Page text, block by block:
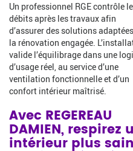
Un professionnel RGE contrôle
débits après les travaux afin
d’assurer des solutions
la rénovation engagée.
valide l’équilibrage dans une
d’usage réel, au service d’une
ventilation fonctionnelle et d’un
confort intérieur maîtrisé.
Avec REGEREAU
DAMIEN, respirez
intérieur plus sain